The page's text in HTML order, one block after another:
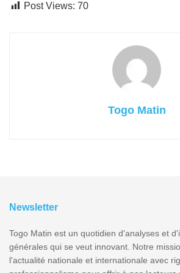
Post Views: 70
Togo Matin
Newsletter
Togo Matin est un quotidien d'analyses et
générales qui se veut innovant. Notre
l'actualité nationale et internationale avec